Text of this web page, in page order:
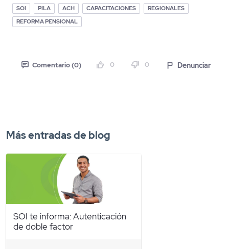
SOI PILA ACH CAPACITACIONES
REGIONALES
REFORMA PENSIONAL
Comentario (0) 0 0 Denunciar
Más entradas de blog
SOI te informa: Autenticación
de doble factor